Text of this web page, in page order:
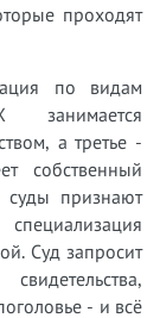
проходят
по видам
а третье -
собственный
суды признают
Суд запросит
- и всё